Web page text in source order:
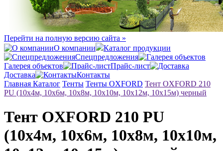
Перейти на полную версию сайта »
О компании
Каталог продукции
Спецпредложения
Галерея объектов
Прайс-лист
Доставка
Контакты
Главная Каталог Тенты Тенты OXFORD Тент OXFORD 210
PU (10х4м, 10х6м, 10х8м, 10х10м, 10х12м, 10х15м) черный
Тент OXFORD 210 PU
(10х4м, 10х6м, 10х8м, 10х10м,